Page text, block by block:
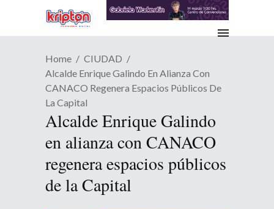
Home
CIUDAD
Alcalde Enrique Galindo En Alianza Con
CANACO Regenera Espacios Públicos De
La Capital
Alcalde Enrique Galindo
en alianza con CANACO
regenera espacios públicos
de la Capital